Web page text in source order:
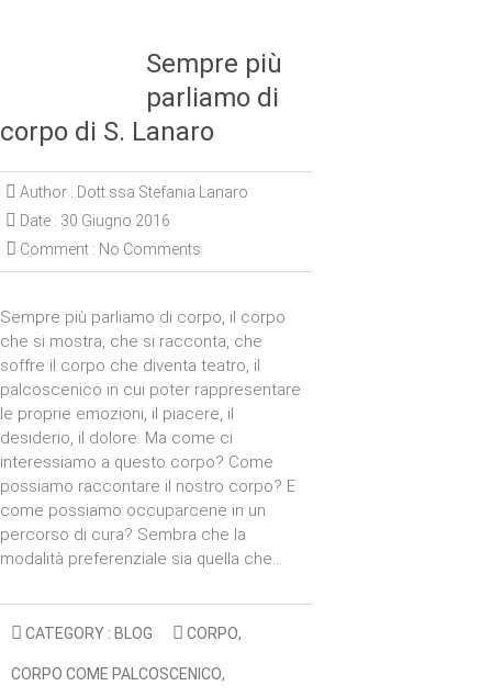
Sempre più
parliamo di
corpo di S. Lanaro
Author : Dott.ssa Stefania Lanaro
Date : 30 Giugno 2016
Comment : No Comments
Sempre più parliamo di corpo, il corpo
che si mostra, che si racconta, che
soffre il corpo che diventa teatro, il
palcoscenico in cui poter rappresentare
le proprie emozioni, il piacere, il
desiderio, il dolore. Ma come ci
interessiamo a questo corpo? Come
possiamo raccontare il nostro corpo? E
come possiamo occuparcene in un
percorso di cura? Sembra che la
modalità preferenziale sia quella che…
CATEGORY : BLOG CORPO,
CORPO COME PALCOSCENICO,